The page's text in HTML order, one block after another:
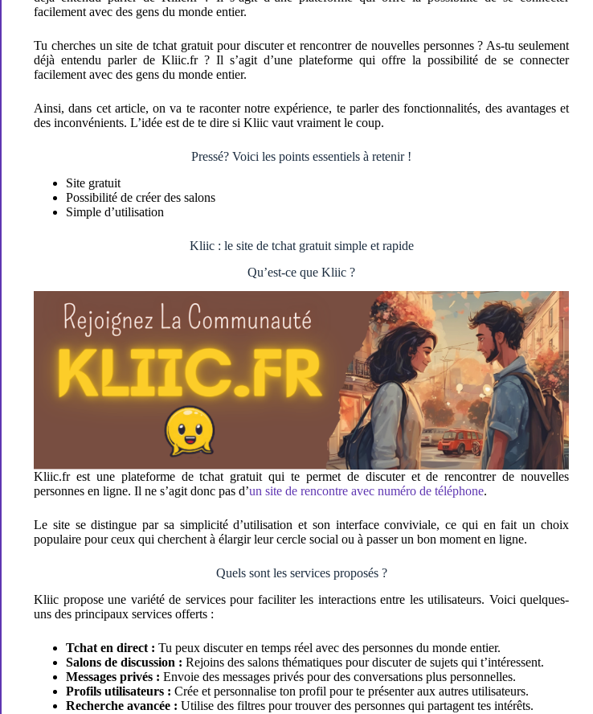
facilement avec des gens du monde entier.
Tu cherches un site de tchat gratuit pour discuter et rencontrer de nouvelles personnes ? As-tu seulement
déjà entendu parler de Kliic.fr ? Il s’agit d’une plateforme qui offre la possibilité de se connecter
facilement avec des gens du monde entier.
Ainsi, dans cet article, on va te raconter notre expérience, te parler des fonctionnalités, des avantages et
des inconvénients. L’idée est de te dire si Kliic vaut vraiment le coup.
Pressé? Voici les points essentiels à retenir !
Site gratuit
Possibilité de créer des salons
Simple d’utilisation
Kliic : le site de tchat gratuit simple et rapide
Qu’est-ce que Kliic ?
Kliic.fr est une plateforme de tchat gratuit qui te permet de discuter et de rencontrer de nouvelles
personnes en ligne. Il ne s’agit donc pas d’un site de rencontre avec numéro de téléphone.
Le site se distingue par sa simplicité d’utilisation et son interface conviviale, ce qui en fait un choix
populaire pour ceux qui cherchent à élargir leur cercle social ou à passer un bon moment en ligne.
Quels sont les services proposés ?
Kliic propose une variété de services pour faciliter les interactions entre les utilisateurs. Voici quelques-
uns des principaux services offerts :
Tchat en direct : Tu peux discuter en temps réel avec des personnes du monde entier.
Salons de discussion : Rejoins des salons thématiques pour discuter de sujets qui t’intéressent.
Messages privés : Envoie des messages privés pour des conversations plus personnelles.
Profils utilisateurs : Crée et personnalise ton profil pour te présenter aux autres utilisateurs.
Recherche avancée : Utilise des filtres pour trouver des personnes qui partagent tes intérêts.